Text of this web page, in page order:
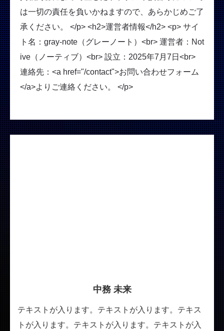
は一切の責任を負いかねますので、あらかじめご了
承ください。 </p> <h2>運営者情報</h2> <p> サイ
ト名：gray-note（グレーノート）<br> 運営者：Not
ive（ノーティブ）<br> 設立：2025年7月7日<br>
連絡先：<a href="/contact">お問い合わせフォーム
</a>よりご連絡ください。 </p>
中務 未来
テキストが入ります。テキストが入ります。テキス
トが入ります。テキストが入ります。テキストが入